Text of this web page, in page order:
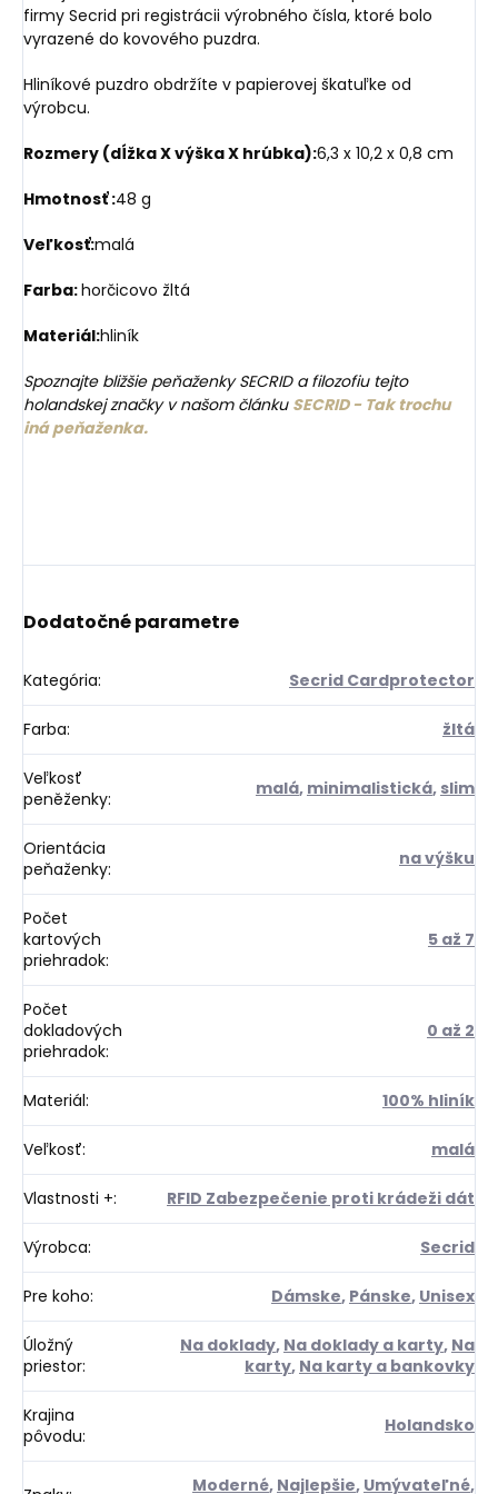
firmy Secrid pri registrácii výrobného čísla, ktoré bolo
vyrazené do kovového puzdra.
Hliníkové puzdro obdržíte v papierovej škatuľke od
výrobcu.
Rozmery (dĺžka X výška X hrúbka):6,3 x 10,2 x 0,8 cm
Hmotnosť :48 g
Veľkosť:malá
Farba:horčicovo žltá
Materiál:hliník
Spoznajte bližšie peňaženky SECRID a filozofiu tejto
holandskej značky v našom článku SECRID - Tak trochu
iná peňaženka.
Dodatočné parametre
Kategória: Secrid Cardprotector
Farba: žltá
Veľkosť
peněženky: malá, minimalistická, slim
Orientácia
peňaženky: na výšku
Počet
kartových
priehradok:
5 až 7
Počet
dokladových
priehradok:
0 až 2
Materiál: 100% hliník
Veľkosť: malá
Vlastnosti +: RFID Zabezpečenie proti krádeži dát
Výrobca: Secrid
Pre koho: Dámske, Pánske, Unisex
Úložný
priestor:
Na doklady, Na doklady a karty, Na
karty, Na karty a bankovky
Krajina
pôvodu: Holandsko
Moderné, Najlepšie, Umývateľné,